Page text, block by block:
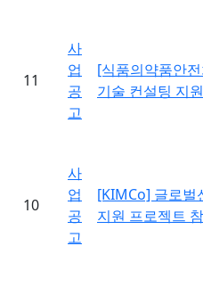
11
사
업
공
고
[식품의약품안
기술 컨설팅 지
10
사
업
공
고
[KIMCo] 글로벌
지원 프로젝트